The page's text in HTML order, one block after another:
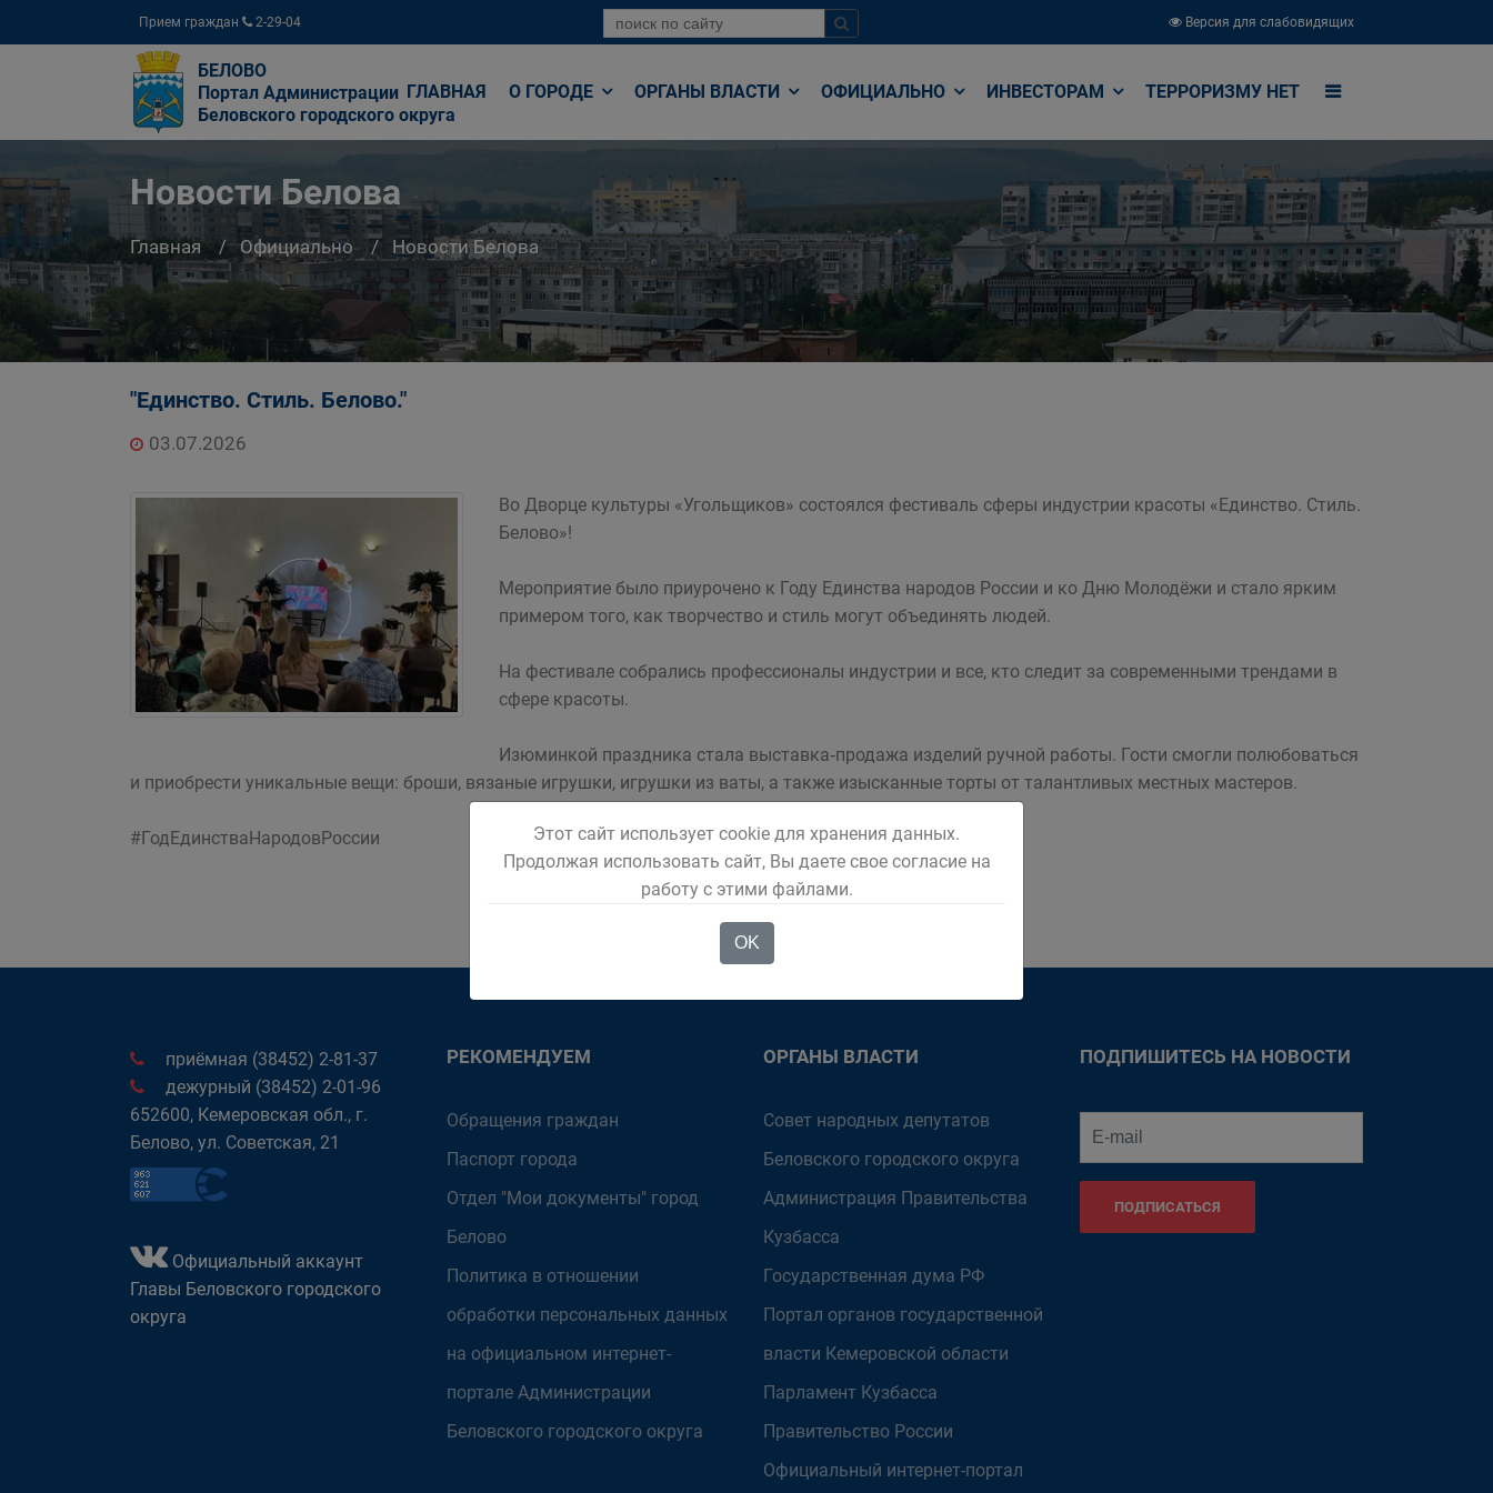
Прием граждан 2-29-04 Версия для слабовидящих
БЕЛОВО
Портал Администрации
Беловского городского округа
ГЛАВНАЯ О ГОРОДЕ ОРГАНЫ ВЛАСТИ ОФИЦИАЛЬНО ИНВЕСТОРАМ ТЕРРОРИЗМУ НЕТ
Новости Белова
Главная Официально Новости Белова
"Единство. Стиль. Белово."
03.07.2026
Во Дворце культуры «Угольщиков» состоялся фестиваль сферы индустрии красоты «Единство. Стиль.
Белово»!
Мероприятие было приурочено к Году Единства народов России и ко Дню Молодёжи и стало ярким
примером того, как творчество и стиль могут объединять людей.
На фестивале собрались профессионалы индустрии и все, кто следит за современными трендами в
сфере красоты.
Изюминкой праздника стала выставка‑продажа изделий ручной работы. Гости смогли полюбоваться
и приобрести уникальные вещи: броши, вязаные игрушки, игрушки из ваты, а также изысканные торты от талантливых местных мастеров.
#ГодЕдинстваНародовРоссии
приёмная (38452) 2-81-37
дежурный (38452) 2-01-96
652600, Кемеровская обл., г.
Белово, ул. Советская, 21
Официальный аккаунт
Главы Беловского городского
округа
РЕКОМЕНДУЕМ
Обращения граждан
Паспорт города
Отдел "Мои документы" город
Белово
Политика в отношении
обработки персональных данных
на официальном интернет-
портале Администрации
Беловского городского округа
ОРГАНЫ ВЛАСТИ
Совет народных депутатов
Беловского городского округа
Администрация Правительства
Кузбасса
Государственная дума РФ
Портал органов государственной
власти Кемеровской области
Парламент Кузбасса
Правительство России
Официальный интернет-портал
ПОДПИШИТЕСЬ НА НОВОСТИ
ПОДПИСАТЬСЯ
Этот сайт использует cookie для хранения данных.
Продолжая использовать сайт, Вы даете свое согласие на
работу с этими файлами.
OK